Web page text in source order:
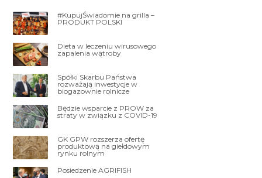
#KupujŚwiadomie na grilla –
PRODUKT POLSKI
Dieta w leczeniu wirusowego
zapalenia wątroby
Spółki Skarbu Państwa
rozważają inwestycje w
biogazownie rolnicze
Będzie wsparcie z PROW za
straty w związku z COVID-19
GK GPW rozszerza ofertę
produktową na giełdowym
rynku rolnym
Posiedzenie AGRIFISH